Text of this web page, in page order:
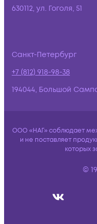
630112, ул. Гоголя, 51
Санкт-Петербург
+7 (812) 918-98-38
194044, Большой
ООО «НАГ» соблюдает
и не поставляет
которых
©